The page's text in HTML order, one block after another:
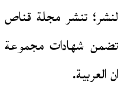
تنشر مجلة قناص
تضمن شهادات مجموعة
العربية.